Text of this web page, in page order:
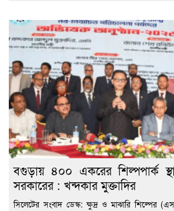
বগুড়ায় ৪০০ একরের শিল্পপার্ক
সরকারের : খন্দকার মুক্তাদির
সিলেটের সংবাদ ডেস্ক: ক্ষুদ্র ও মাঝারি শিল্পের